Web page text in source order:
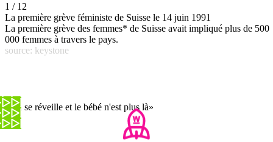
1 / 12
La première grève féministe de Suisse le 14 juin 1991
La première grève des femmes* de Suisse avait impliqué plus de 500
000 femmes à travers le pays.
source: keystone
«On se réveille et le bébé n'est plus là»